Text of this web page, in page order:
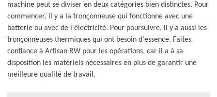
machine peut se diviser en deux catégories bien distinctes. Pour
commencer, il y a la tronçonneuse qui fonctionne avec une
batterie ou avec de l'électricité. Pour poursuivre, il y a aussi les
tronçonneuses thermiques qui ont besoin d'essence. Faites
confiance à Artisan RW pour les opérations, car il a à sa
disposition les matériels nécessaires en plus de garantir une
meilleure qualité de travail.